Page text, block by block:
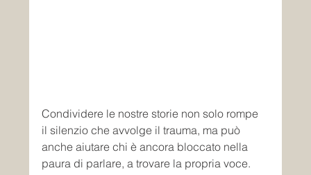
Condividere le nostre storie non solo rompe
il silenzio che avvolge il trauma, ma può
anche aiutare chi è ancora bloccato nella
paura di parlare, a trovare la propria voce.